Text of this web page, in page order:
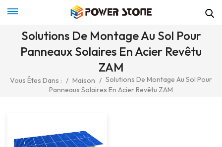
Solutions De Montage Au Sol Pour
Panneaux Solaires En Acier Revêtu
ZAM
Vous Êtes Dans : / Maison / Solutions De Montage Au Sol Pour
Panneaux Solaires En Acier Revêtu ZAM